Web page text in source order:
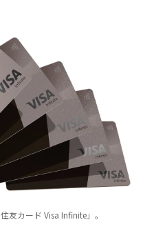
友カード Visa Infinite」。